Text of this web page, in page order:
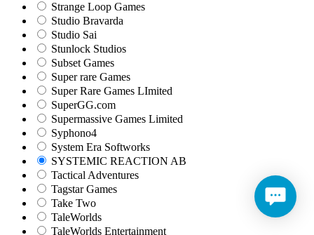
Strange Loop Games
Studio Bravarda
Studio Sai
Stunlock Studios
Subset Games
Super rare Games
Super Rare Games LImited
SuperGG.com
Supermassive Games Limited
Syphono4
System Era Softworks
SYSTEMIC REACTION AB
Tactical Adventures
Tagstar Games
Take Two
TaleWorlds
TaleWorlds Entertainment